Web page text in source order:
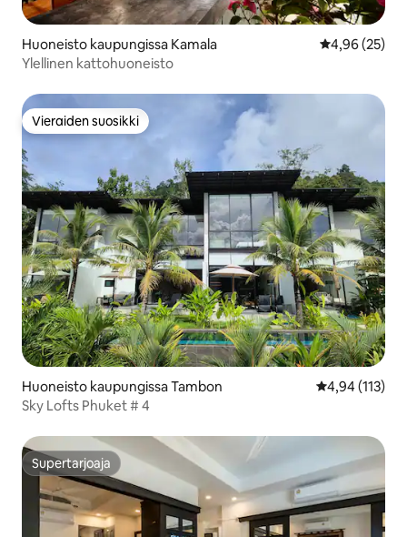
Huoneisto kaupungissa Kamala
4,96 (25)
Ylellinen kattohuoneisto
Vieraiden suosikki
Vieraiden suosikki
Huoneisto kaupungissa Tambon
4,94 (113)
Sky Lofts Phuket # 4
Supertarjoaja
Supertarjoaja